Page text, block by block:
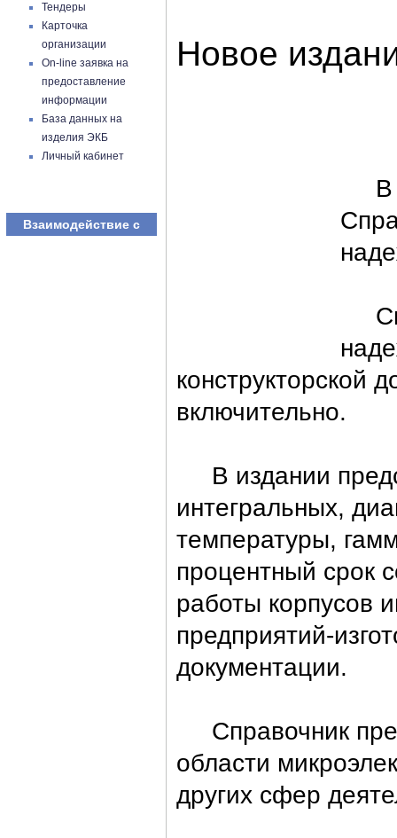
Тендеры
Карточка
организации
On-line заявка на
предоставление
информации
База данных на
изделия ЭКБ
Личный кабинет
Взаимодействие с
Новое
В
конструкторской
включительно.
В издании
интегральных,
температуры,
процентный срок
работы корпусов
предприятий-
документации.
Справочник
области
других сфер